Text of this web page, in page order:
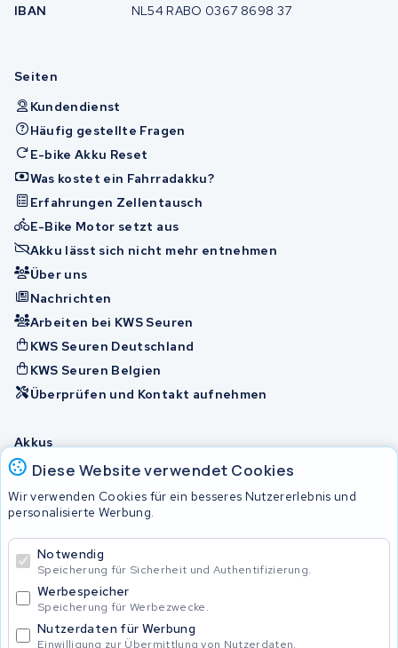
Diese Website verwendet Cookies
Wir verwenden Cookies für ein besseres Nutzererlebnis und
personalisierte Werbung.
Notwendig
Speicherung für Sicherheit und Authentifizierung.
Werbespeicher
Speicherung für Werbezwecke.
Nutzerdaten für Werbung
Einwilligung zur Übermittlung von Nutzerdaten.
IBAN
NL54 RABO 0367 8698 37
Seiten
Kundendienst
Häufig gestellte Fragen
E-bike Akku Reset
Was kostet ein Fahrradakku?
Erfahrungen Zellentausch
E-Bike Motor setzt aus
Akku lässt sich nicht mehr entnehmen
Über uns
Nachrichten
Arbeiten bei KWS Seuren
KWS Seuren Deutschland
KWS Seuren Belgien
Überprüfen und Kontakt aufnehmen
Akkus
© 2026 KWS Seuren
Privacy Policy